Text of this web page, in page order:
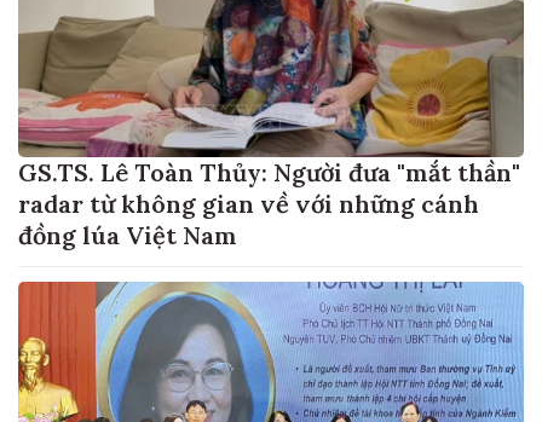
GS.TS. Lê Toàn Thủy: Người đưa "mắt thần"
radar từ không gian về với những cánh
đồng lúa Việt Nam